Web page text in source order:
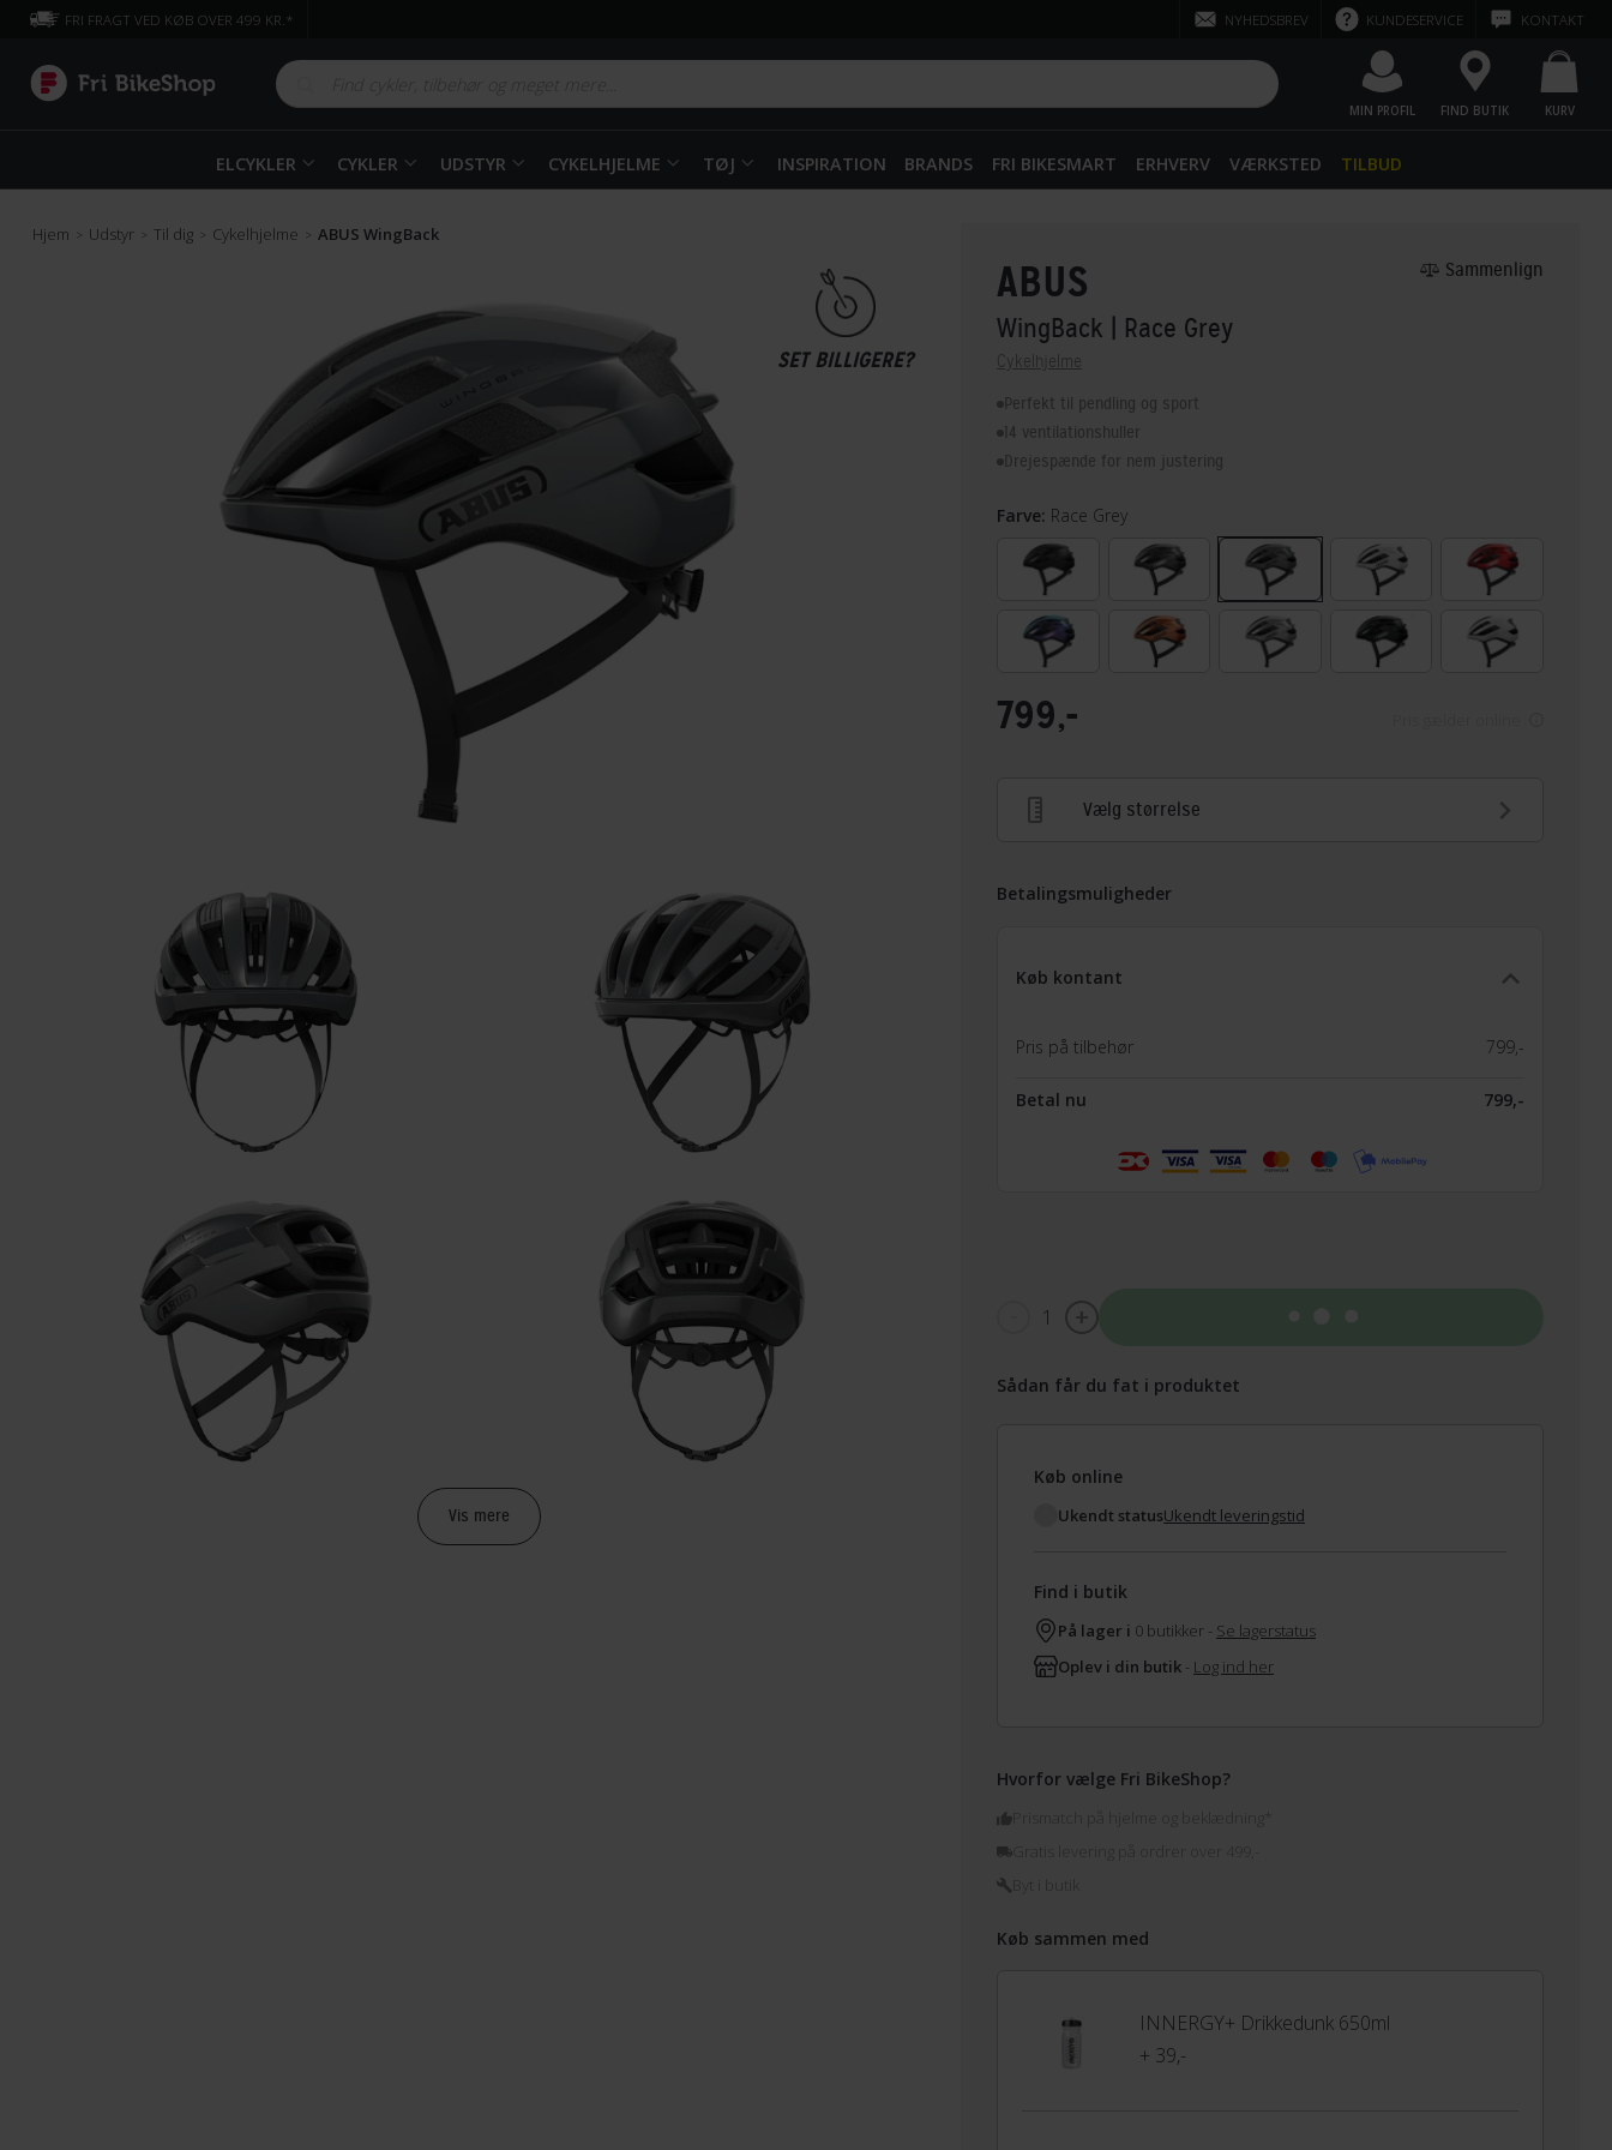
FRI FRAGT VED KØB OVER 499 KR.* NYHEDSBREV KUNDESERVICE KONTAKT
MIN PROFIL FIND BUTIK KURV
ELCYKLER CYKLER UDSTYR CYKELHJELME TØJ INSPIRATION BRANDS FRI BIKESMART ERHVERV VÆRKSTED TILBUD
Hjem > Udstyr > Til dig > Cykelhjelme > ABUS WingBack
SET BILLIGERE?
Vis mere
ABUS
WingBack | Race Grey
Cykelhjelme
Perfekt til pendling og sport
14 ventilationshuller
Drejespænde for nem justering
Sammenlign
Farve: Race Grey
799,-
Vælg størrelse
Betalingsmuligheder
Køb kontant
Pris på tilbehør 799,-
Betal nu 799,-
1
Sådan får du fat i produktet
Køb online
Ukendt statusUkendt leveringstid
Find i butik
På lager i 0 butikker - Se lagerstatus
Oplev i din butik - Log ind her
Hvorfor vælge Fri BikeShop?
Prismatch på hjelme og beklædning*
Køb sammen med
INNERGY+ Drikkedunk 650ml
+ 39,-